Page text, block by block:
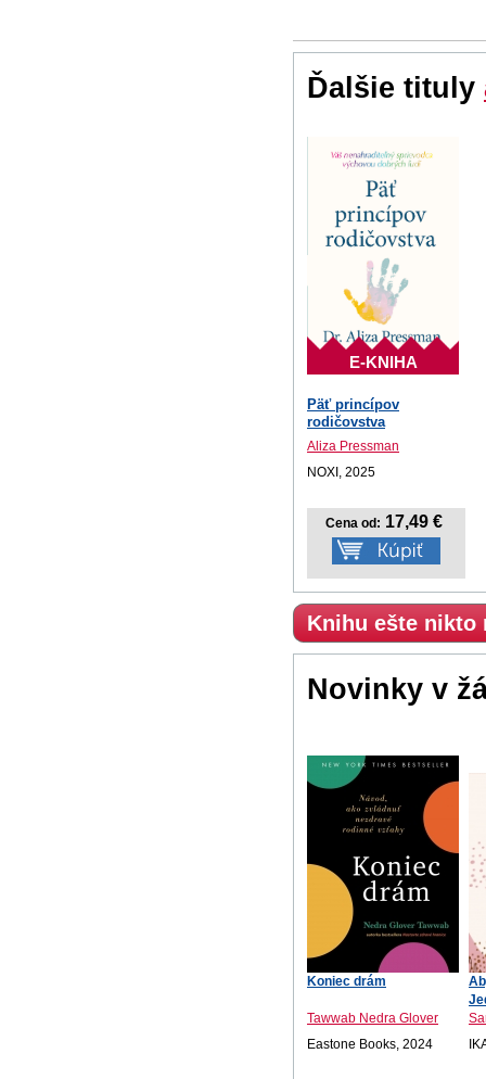
Ďalšie tituly
E-KNIHA
Päť princípov
rodičovstva
Aliza Pressman
NOXI, 2025
Cena od: 17,49 €
Knihu ešte nikto
Novinky v
Koniec drám
Tawwab Nedra Glover
Eastone Books, 2024